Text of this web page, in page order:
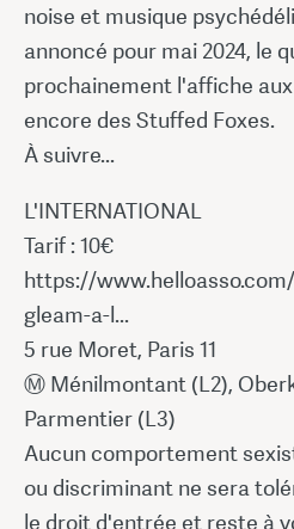
noise et musique
annoncé pour mai 2024, le
prochainement l'affiche
encore des Stuffed Foxes.
À suivre...
L'INTERNATIONAL
Tarif : 10€
https://
gleam-a-l...
5 rue Moret, Paris 11
Ⓜ Ménilmontant (L2),
Parmentier (L3)
Aucun comportement
ou discriminant ne sera
le droit d'entrée et reste à